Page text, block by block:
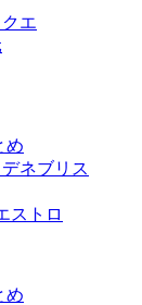
エ
め
ネブリス
ストロ
め